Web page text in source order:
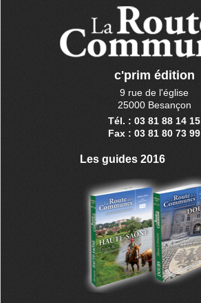
c'prim édition
9 rue de l'église
25000 Besançon
Tél. : 03 81 88 14 15
Fax : 03 81 80 73 99
Les guides 2016